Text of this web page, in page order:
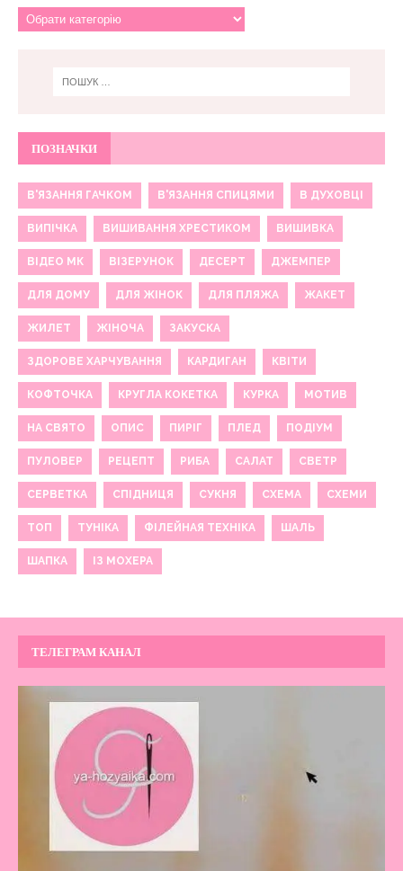
ПОЗНАЧКИ
В'ЯЗАННЯ ГАЧКОМ В'ЯЗАННЯ СПИЦЯМИ В ДУХОВЦІ
ВИПІЧКА ВИШИВАННЯ ХРЕСТИКОМ ВИШИВКА
ВІДЕО МК ВІЗЕРУНОК ДЕСЕРТ ДЖЕМПЕР
ДЛЯ ДОМУ ДЛЯ ЖІНОК ДЛЯ ПЛЯЖА ЖАКЕТ
ЖИЛЕТ ЖІНОЧА ЗАКУСКА
ЗДОРОВЕ ХАРЧУВАННЯ КАРДИГАН КВІТИ
КОФТОЧКА КРУГЛА КОКЕТКА КУРКА МОТИВ
НА СВЯТО ОПИС ПИРІГ ПЛЕД ПОДІУМ
ПУЛОВЕР РЕЦЕПТ РИБА САЛАТ СВЕТР
СЕРВЕТКА СПІДНИЦЯ СУКНЯ СХЕМА СХЕМИ
ТОП ТУНІКА ФІЛЕЙНАЯ ТЕХНІКА ШАЛЬ
ШАПКА ІЗ МОХЕРА
ТЕЛЕГРАМ КАНАЛ